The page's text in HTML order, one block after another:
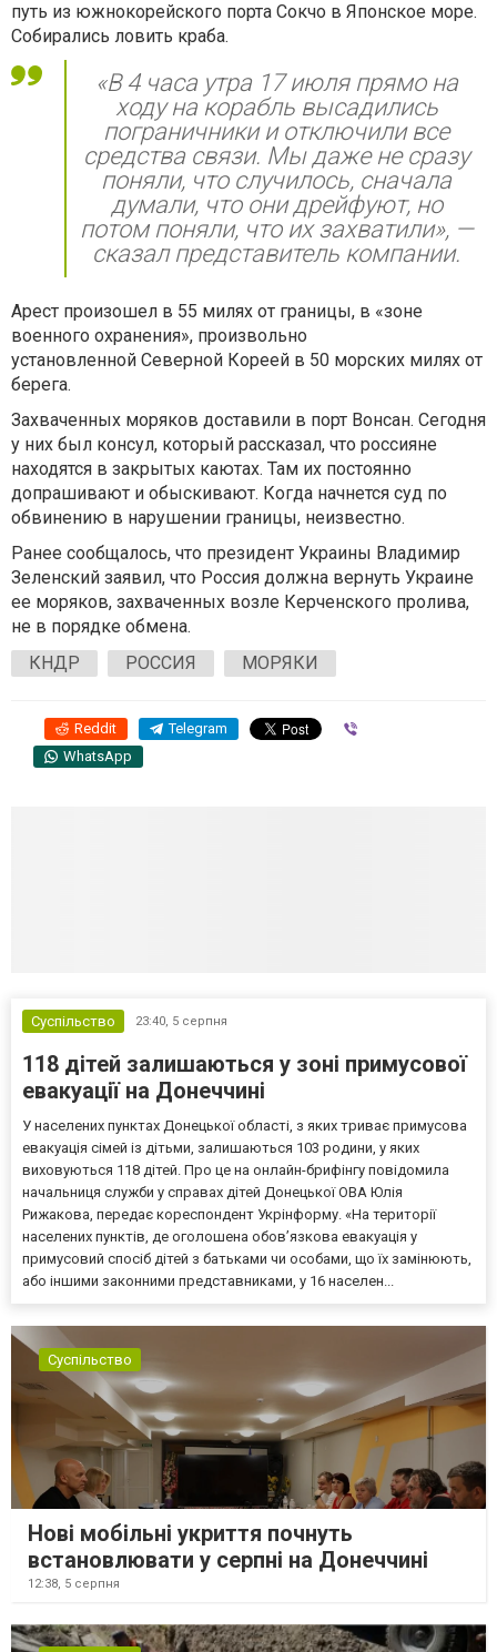
путь из южнокорейского порта Сокчо в Японское море.
Собирались ловить краба.
«В 4 часа утра 17 июля прямо на
ходу на корабль высадились
пограничники и отключили все
средства связи. Мы даже не сразу
поняли, что случилось, сначала
думали, что они дрейфуют, но
потом поняли, что их захватили», —
сказал представитель компании.
Арест произошел в 55 милях от границы, в «зоне
военного охранения», произвольно
установленной Северной Кореей в 50 морских милях от
берега.
Захваченных моряков доставили в порт Вонсан. Сегодня
у них был консул, который рассказал, что россияне
находятся в закрытых каютах. Там их постоянно
допрашивают и обыскивают. Когда начнется суд по
обвинению в нарушении границы, неизвестно.
Ранее сообщалось, что президент Украины Владимир
Зеленский заявил, что Россия должна вернуть Украине
ее моряков, захваченных возле Керченского пролива,
не в порядке обмена.
КНДР
РОССИЯ МОРЯКИ
Reddit Telegram
WhatsApp
Суспільство 23:40, 5 серпня
118 дітей залишаються у зоні примусової
евакуації на Донеччині
У населених пунктах Донецької області, з яких триває примусова
евакуація сімей із дітьми, залишаються 103 родини, у яких
виховуються 118 дітей. Про це на онлайн-брифінгу повідомила
начальниця служби у справах дітей Донецької ОВА Юлія
Рижакова, передає кореспондент Укрінформу. «На території
населених пунктів, де оголошена обов’язкова евакуація у
примусовий спосіб дітей з батьками чи особами, що їх замінюють,
або іншими законними представниками, у 16 населен...
Суспільство
Нові мобільні укриття почнуть
встановлювати у серпні на Донеччині
12:38, 5 серпня